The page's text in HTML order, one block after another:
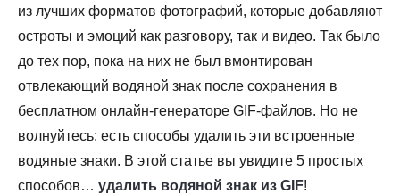
из лучших форматов фотографий, которые добавляют
остроты и эмоций как разговору, так и видео. Так было
до тех пор, пока на них не был вмонтирован
отвлекающий водяной знак после сохранения в
бесплатном онлайн-генераторе GIF-файлов. Но не
волнуйтесь: есть способы удалить эти встроенные
водяные знаки. В этой статье вы увидите 5 простых
способов… удалить водяной знак из GIF!